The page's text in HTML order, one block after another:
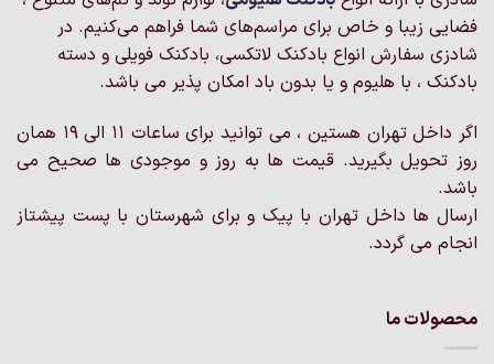
فضایی زیبا و خاص برای مراسم‌های شما فراهم می‌کنیم. در
شادزی سفارش انواع بادکنک لاتکسی، بادکنک فویلی و دسته
بادکنک ، با هلیوم و یا بدون باد امکان پذیر می باشد.
اگر داخل تهران هستین ، می توانید برای ساعات 11 الی 19 همان
روز تحویل بگیرید. قیمت ها به روز و موجودی ها صحیح می
باشد.
ارسال ها داخل تهران با پیک و برای شهرستان با پست پیشتاز
انجام می گردد.
محصولات ما